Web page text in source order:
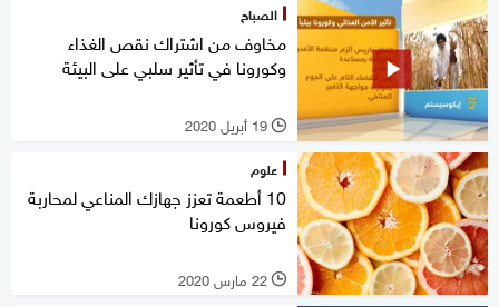
الصباح
مخاوف من اشتراك نقص الغذاء
وكورونا في تأثير سلبي على البيئة
l 19 أبريل 2020
علوم
10 أطعمة تعزز جهازك المناعي لمحاربة
فيروس كورونا
l 22 مارس 2020